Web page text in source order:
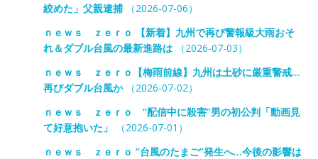
絞めた」父親逮捕（2026-07-06）
ｎｅｗｓ ｚｅｒｏ 【新着】九州で再び警報級大雨おそ
れ＆ダブル台風の最新進路は（2026-07-03）
ｎｅｗｓ ｚｅｒｏ【梅雨前線】九州は土砂に厳重警戒…
再びダブル台風か（2026-07-02）
ｎｅｗｓ ｚｅｒｏ “配信中に殺害”男の初公判「動画見
て好意抱いた」
（2026-07-01）
ｎｅｗｓ ｚｅｒｏ “台風のたまご”発生へ…今後の影響は